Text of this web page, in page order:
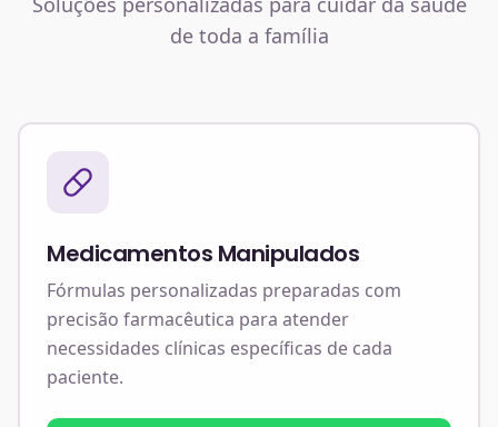
de toda a família
Medicamentos Manipulados
Fórmulas personalizadas preparadas com
precisão farmacêutica para atender
necessidades clínicas específicas de cada
paciente.